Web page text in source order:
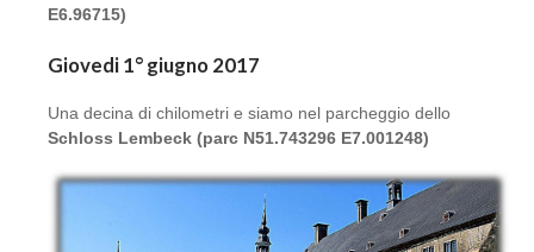
E6.96715)
Giovedi 1° giugno 2017
Una decina di chilometri e siamo nel parcheggio dello
Schloss Lembeck (parc N51.743296 E7.001248)